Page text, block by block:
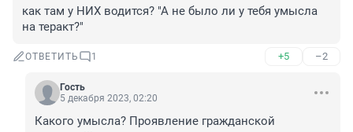
как там у НИХ водится? "А не было ли у тебя умысла
на теракт?"
ОТВЕТИТЬ 1 +5 –2
Гость
5 декабря 2023, 02:20
Какого умысла? Проявление гражданской